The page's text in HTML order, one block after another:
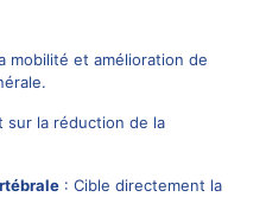
mobilité et amélioration de
sur la réduction de la
: Cible directement la